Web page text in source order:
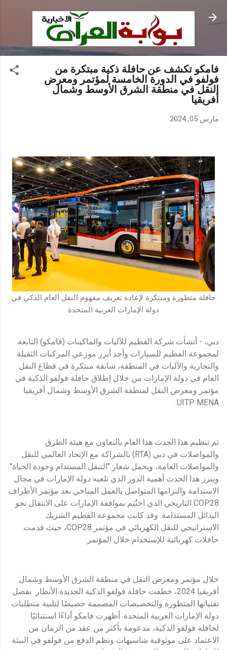
التخطي إلى المحتوى الرئيسي
فامكو تكشف عن حافلة ذكية مبتكرة من
فولفو في الدورة الخامسة لمؤتمر ومعرض
النقل في منطقة الشرق الأوسط وشمال
أفريقيا
مارس 05, 2024
حافلة متطورة ومبتكرة لإعادة تعريف مفهوم النقل العام الذكي في
دولة الإمارات العربية المتحدة
دبي، - أنشأت شركة الفطيم للآليات والماكينات (فامكو) التابعة
لمجموعة الفطيم للسيارات وأحد أبرز موزعي المركبات الثقيلة
والتجارية والآليات في المنطقة، سابقة مبتكرة في قطاع النقل
العام في دولة الإمارات من خلال إطلاق حافلة فولفو الذكية في
مؤتمر ومعرض النقل لمنطقة الشرق الأوسط وشمال أفريقيا
UITP MENA.
تم تنظيم هذا الحدث هذا العام بالتعاون مع هيئة الطرق
والمواصلات في دبي (RTA) بالشراكة مع الإتحاد العالمي للنقل
والمواصلات العامة، ويحمل شعار "التنقل المستدام وجودة الحياة".
ويبرز هذا الحدث أهمية الدور الذي تلعبه دولة الإمارات في مجال
الاستدامة والتزامها المتواصل بالعمل المناخي بعد مؤتمر الأطراف
COP28 التاريخي الذي اختُتِم بموافقة الإمارات على الانتقال نحو
البدائل المستدامة. وقد كانت مجموعة الفطيم الشريك
الاستراتيجي للنقل الكهربائي في مؤتمر COP28، حيث قدمت
حافلات كهربائية للإستخدام خلال المؤتمر.
خلال مؤتمر ومعرض النقل في منطقة الشرق الأوسط وشمال
أفريقيا 2024، خطفت حافلة فولفو الذكية الجديدة الأنظار بفضل
تقنياتها المتطورة والتخصيصات المصممة خصيصًا لتلبية متطلبات
دولة الإمارات العربية المتحدة. أظهرت فامكو أداءًا استثنائيًا
لحافلة فولفو الذكية، مدعومة بأكثر من عقد من الزمان من
الاعتماد على موثوقية شاسيهات ونظم الدفع من فولفو في البيئة